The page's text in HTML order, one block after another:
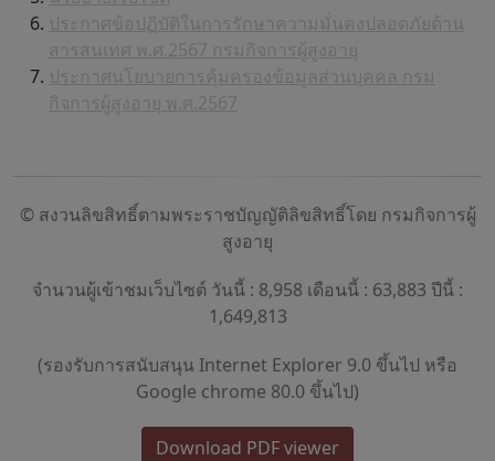
ประกาศข้อปฏิบัติในการรักษาความมั่นคงปลอดภัยด้าน
สารสนเทศ พ.ศ.2567 กรมกิจการผู้สูงอายุ
ประกาศนโยบายการคุ้มครองข้อมูลส่วนบุคคล กรม
กิจการผู้สูงอายุ พ.ศ.2567
© สงวนลิขสิทธิ์ตามพระราชบัญญัติลิขสิทธิ์โดย กรมกิจการผู้
สูงอายุ
จำนวนผู้เข้าชมเว็บไซต์ วันนี้ : 8,958 เดือนนี้ : 63,883 ปีนี้ :
1,649,813
(รองรับการสนับสนุน Internet Explorer 9.0 ขึ้นไป หรือ
Google chrome 80.0 ขึ้นไป)
Download PDF viewer